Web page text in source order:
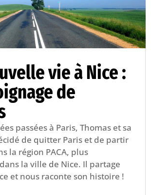
vie à Nice :
de
passées à Paris, Thomas et sa
de quitter Paris et de partir
la région PACA, plus
la ville de Nice. Il partage
et nous raconte son histoire !